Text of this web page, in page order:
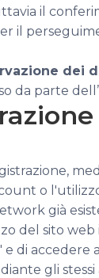
il
il
dei
da parte
o
già
del sito web
di accedere
gli stessi